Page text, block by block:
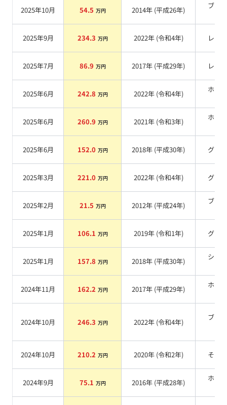
2025年10月 54.5 万円 2014年 (平成26年)
ブラ
2025年9月 234.3 万円 2022年 (令和4年) レッド
2025年7月 86.9 万円 2017年 (平成29年) レッド
2025年6月 242.8 万円 2022年 (令和4年)
ホワ
2025年6月 260.9 万円 2021年 (令和3年)
ホワ
2025年6月 152.0 万円 2018年 (平成30年) グレー
2025年3月 221.0 万円 2022年 (令和4年) グレー
2025年2月 21.5 万円 2012年 (平成24年)
ブラ
2025年1月 106.1 万円 2019年 (令和1年) グレー
2025年1月 157.8 万円 2018年 (平成30年)
シル
2024年11月 162.2 万円 2017年 (平成29年)
ホワ
2024年10月 246.3 万円 2022年 (令和4年)
ブラ
2024年10月 210.2 万円 2020年 (令和2年) その他
2024年9月 75.1 万円 2016年 (平成28年)
ホワ